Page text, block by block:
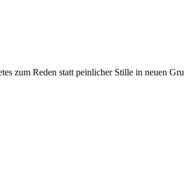
zum Reden statt peinlicher Stille in neuen